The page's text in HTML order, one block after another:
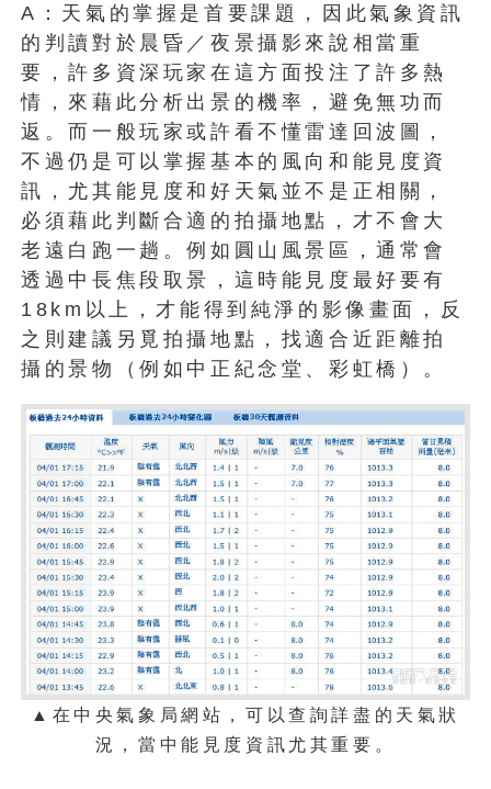
A：天氣的掌握是首要課題，因此氣象資訊
的判讀對於晨昏／夜景攝影來說相當重
要，許多資深玩家在這方面投注了許多熱
情，來藉此分析出景的機率，避免無功而
返。而一般玩家或許看不懂雷達回波圖，
不過仍是可以掌握基本的風向和能見度資
訊，尤其能見度和好天氣並不是正相關，
必須藉此判斷合適的拍攝地點，才不會大
老遠白跑一趟。例如圓山風景區，通常會
透過中長焦段取景，這時能見度最好要有
18km以上，才能得到純淨的影像畫面，反
之則建議另覓拍攝地點，找適合近距離拍
攝的景物（例如中正紀念堂、彩虹橋）。
▲ 在中央氣象局網站，可以查詢詳盡的天氣狀
況，當中能見度資訊尤其重要。